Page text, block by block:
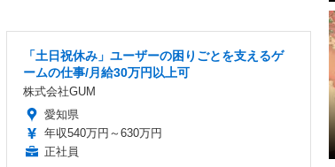
「土日祝休み」ユーザーの困りごとを支えるゲ
ームの仕事/月給30万円以上可
株式会社GUM
愛知県
年収540万円～630万円
正社員